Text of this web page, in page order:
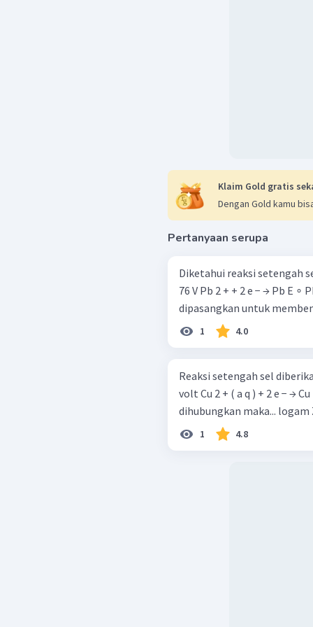
Klaim Gold gratis
Dengan Gold kamu
Pertanyaan serupa
Diketahui reaksi setengah sel berikut: Zn 2 + + 2 e −
76 V Pb 2 + + 2 e − → Pb E ∘ Pb = − 0 , 13 V Jika
dipasangkan untuk
1 4.0
Reaksi setengah sel diberikan: Zn 2 + ( a q ) + 2 e − → Zn ( s ) E o = −
volt Cu 2 + ( a q ) + 2 e − → Cu ( s ) E o
dihubungkan
1 4.8